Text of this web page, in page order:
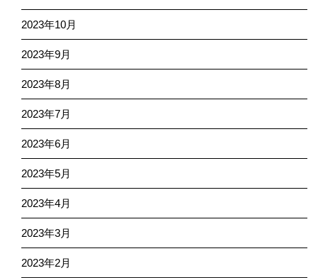
2023年10月
2023年9月
2023年8月
2023年7月
2023年6月
2023年5月
2023年4月
2023年3月
2023年2月